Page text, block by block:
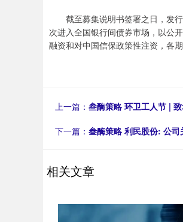
截至募集说明书签署之日，发行
次进入全国银行间债券市场，以公
融资和对中国信保政策性注资，各
上一篇： 叁酶策略 环卫工人节 |
下一篇： 叁酶策略 利民股份: 公
相关文章